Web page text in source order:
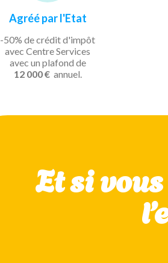
Agréé par l'Etat
-50% de crédit d'impôt
avec Centre Services
avec un plafond de
12 000 € annuel.
Et si